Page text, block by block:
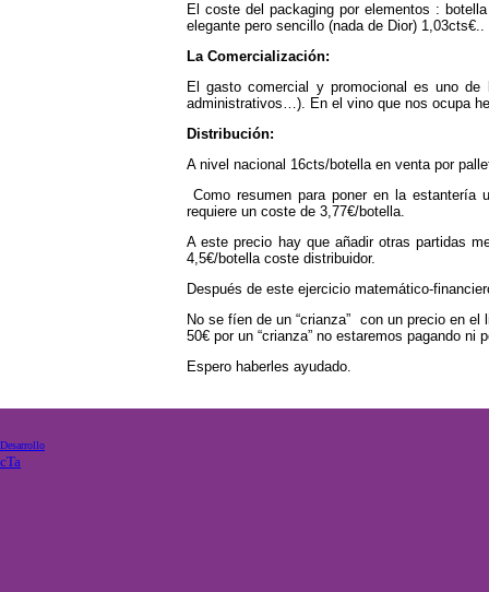
El coste del packaging por elementos :
elegante pero sencillo (nada de Dior) 1,03cts€..
La Comercialización:
El gasto comercial y promocional es uno
administrativos…). En el vino que nos ocupa
Distribución:
A nivel nacional 16cts/botella en venta por
Como resumen para poner en la estantería
requiere un coste de 3,77€/botella.
A este precio hay que añadir otras partidas
4,5€/botella coste distribuidor.
Después de este ejercicio matemático-
No se fíen de un “crianza” con un precio en
50€ por un “crianza” no estaremos pagando
Espero haberles ayudado.
Desarrollo
cTa